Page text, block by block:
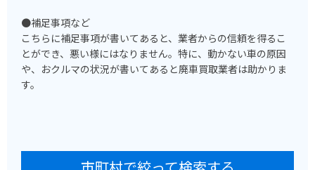
●補足事項など
こちらに補足事項が書いてあると、業者からの信頼を得るこ
とができ、悪い様にはなりません。特に、動かない車の原因
や、おクルマの状況が書いてあると廃車買取業者は助かりま
す。